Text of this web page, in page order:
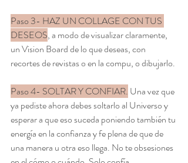
Paso 3- HAZ UN COLLAGE CON TUS
DESEOS, a modo de visualizar claramente,
un Vision Board de lo que deseas, con
recortes de revistas o en la compu, o dibujarlo.
Paso 4- SOLTAR Y CONFIAR. Una vez que
ya pediste ahora debes soltarlo al Universo y
esperar a que eso suceda poniendo también tu
energía en la confianza y fe plena de que de
una manera u otra eso llega. No te obsesiones